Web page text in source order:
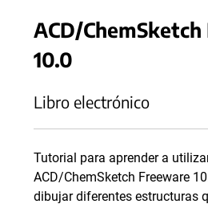
ACD/
10.0
Libro electrónico
Tutorial para aprender a
ACD/ChemSketch Freeware
dibujar diferentes estructuras